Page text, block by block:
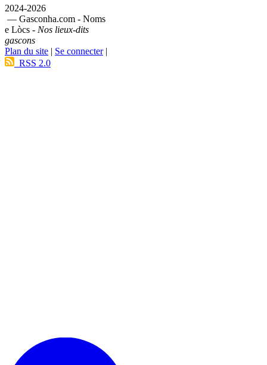
2024-2026
— Gasconha.com - Noms
e Lòcs - Nos lieux-dits
gascons
Plan du site | Se connecter|
RSS 2.0